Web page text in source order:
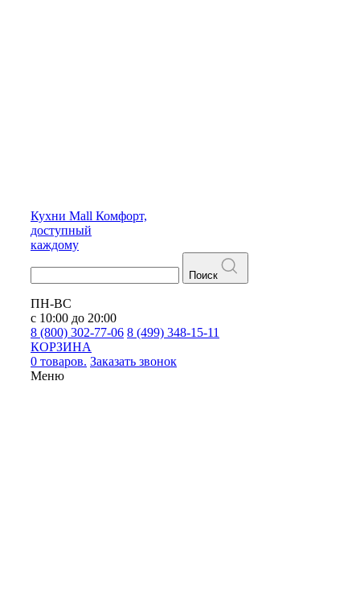
Кухни Mall Комфорт,
доступный
каждому
Поиск
ПН-ВС
с 10:00 до 20:00
8 (800) 302-77-06 8 (499) 348-15-11
КОРЗИНА
0 товаров. Заказать звонок
Меню